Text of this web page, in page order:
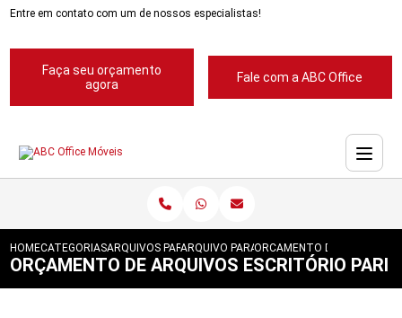
Entre em contato com um de nossos especialistas!
Faça seu orçamento
agora
Fale com a ABC Office
HOMECATEGORIASARQUIVOS PARA ESCRITORIOS
ARQUIVO PARA ESCRITORIOORCAMENTO DE ARQUIVOS
ORÇAMENTO DE ARQUIVOS ESCRITÓRIO PARI